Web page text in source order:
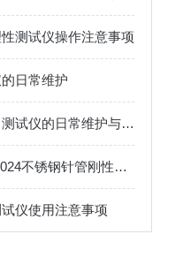
测试仪操作注意事项
日常维护
注射针刺穿力测试仪的日常维护与保养指南
GB/T18457-2024不锈钢针管刚性韧性测试仪实验要求
仪使用注意事项